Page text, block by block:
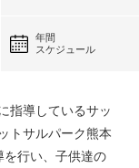
年間
スケジュール
指導しているサッ
トサルパーク熊本
を行い、子供達の